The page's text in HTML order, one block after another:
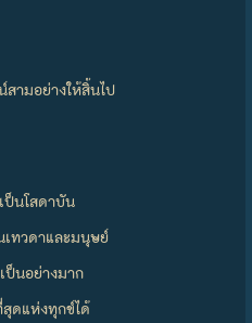
สามอย่างให้สิ้นไป
นโสดาบัน
เทวดาและมนุษย์
ป็นอย่างมาก
ดแห่งทุกข์ได้